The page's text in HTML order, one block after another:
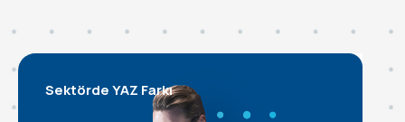
Sektörde YAZ Farkı